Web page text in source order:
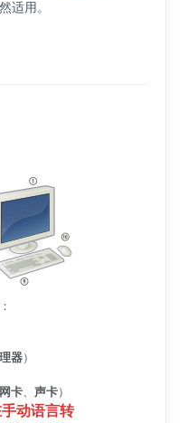
适用。
器）
网卡、 声卡）
动语言转